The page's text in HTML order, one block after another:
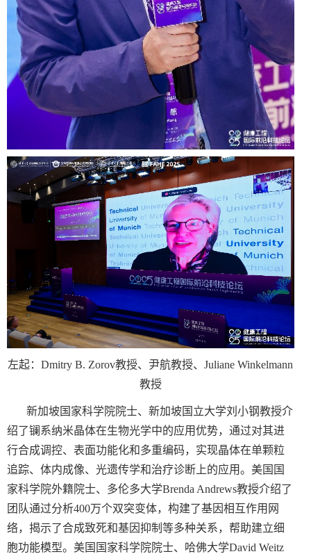
左起：Dmitry B. Zorov教授、尹航教授、Juliane Winkelmann
教授
新加坡国家科学院院士、新加坡国立大学刘小钢教授介
绍了镧系纳米晶体在生物光学中的应用优势，通过对其进
行合成调控、表面功能化和多重编码，实现晶体在单颗粒
追踪、体内成像、光遗传学和治疗诊断上的应用。美国国
家科学院外籍院士、多伦多大学Brenda Andrews教授介绍了
团队通过分析400万个双突变体，构建了基因相互作用网
络，揭示了合成致死和基因抑制等多种关系，帮助建立细
胞功能模型。美国国家科学院院士、哈佛大学David Weitz